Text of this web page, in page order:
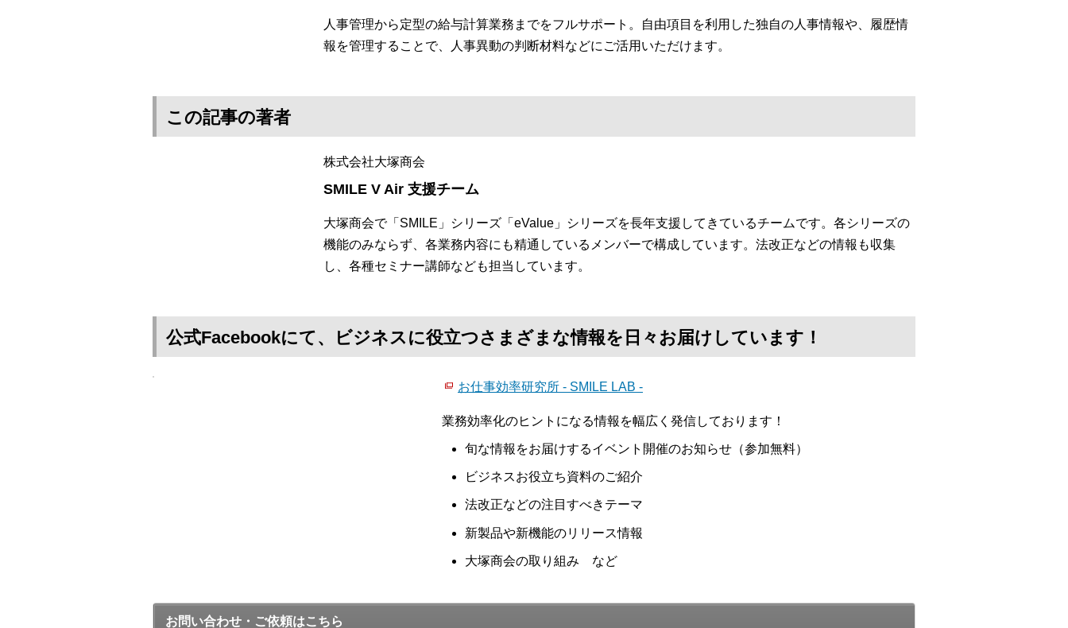
人事管理から定型の給与計算業務までをフルサポート。自由項目を利用した独自の人事情報や、履歴情
報を管理することで、人事異動の判断材料などにご活用いただけます。
この記事の著者
株式会社大塚商会
SMILE V Air 支援チーム
大塚商会で「SMILE」シリーズ「eValue」シリーズを長年支援してきているチームです。各シリーズの
機能のみならず、各業務内容にも精通しているメンバーで構成しています。法改正などの情報も収集
し、各種セミナー講師なども担当しています。
公式Facebookにて、ビジネスに役立つさまざまな情報を日々お届けしています！
お仕事効率研究所 - SMILE LAB -
業務効率化のヒントになる情報を幅広く発信しております！
旬な情報をお届けするイベント開催のお知らせ（参加無料）
ビジネスお役立ち資料のご紹介
法改正などの注目すべきテーマ
新製品や新機能のリリース情報
大塚商会の取り組み など
お問い合わせ・ご依頼はこちら